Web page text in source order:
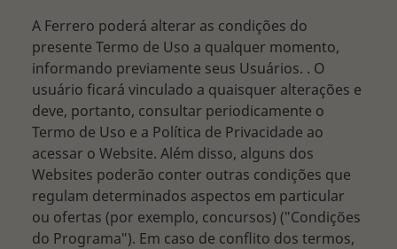
A Ferrero poderá alterar as condições do
presente Termo de Uso a qualquer momento,
informando previamente seus Usuários. . O
usuário ficará vinculado a quaisquer alterações e
deve, portanto, consultar periodicamente o
Termo de Uso e a Política de Privacidade ao
acessar o Website. Além disso, alguns dos
Websites poderão conter outras condições que
regulam determinados aspectos em particular
ou ofertas (por exemplo, concursos) ("Condições
do Programa"). Em caso de conflito dos termos,